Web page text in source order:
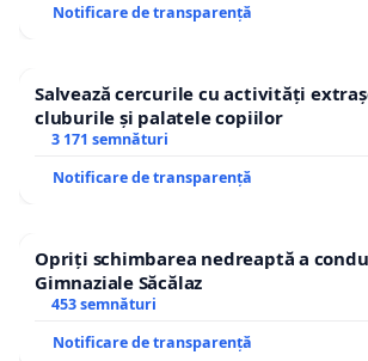
Notificare de transparență
Salvează cercurile cu activități
cluburile și palatele copiilor
3 171 semnături
Notificare de transparență
Opriți schimbarea nedreaptă a
Gimnaziale Săcălaz
453 semnături
Notificare de transparență